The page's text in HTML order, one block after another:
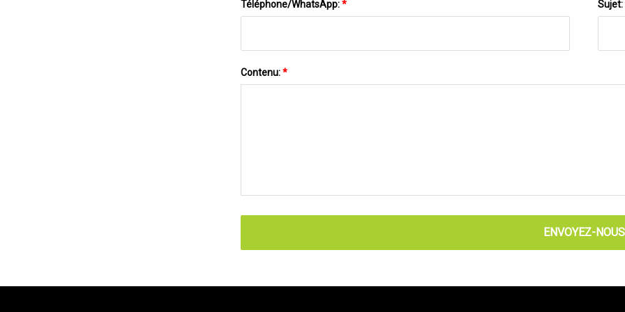
Téléphone/WhatsApp:* Sujet:
Contenu:*
ENVOYEZ-NOUS